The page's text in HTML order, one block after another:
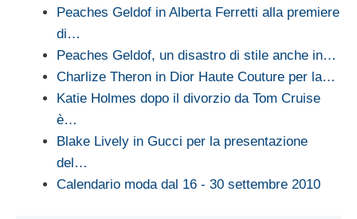
Peaches Geldof in Alberta Ferretti alla premiere
di…
Peaches Geldof, un disastro di stile anche in…
Charlize Theron in Dior Haute Couture per la…
Katie Holmes dopo il divorzio da Tom Cruise
è…
Blake Lively in Gucci per la presentazione
del…
Calendario moda dal 16 - 30 settembre 2010